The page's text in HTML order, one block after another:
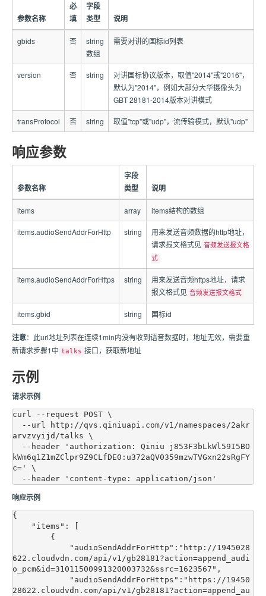
参数名称
必
填
字段
类型
说明
gbids 否
string
数组
需要对讲的国标id列表
version 否 string
对讲国标协议版本，取值"2014"或"2016"，
默认为"2014"，例如大部分大华摄像头为
GBT 28181-2014版本对讲模式
transProtocol 否 string 取值"tcp"或"udp"，流传输模式，默认"udp"
响应参数
参数名称
字段
类型
说明
items array items结构的数组
items.audioSendAddrForHttp string
用来发送音频数据的http地址，
请求报文格式见 音频发送报文格
式
items.audioSendAddrForHttps string
用来发送音频https地址，请求
报文格式见 音频发送报文格式
items.gbid string 国标id
注意：此url地址列表在连续1min内没有收到语音数据时，地址无效，需要重
新请求步骤1中 talks 接口，获取新地址
示例
请求示例
curl --request POST \
arvzvyijd/talks \
kWm6q1Z1mZClpr9Z9CLfDE0:u372aQV0359mzwTVGxn22sRgFY
c=' \
响应示例
{
622.cloudvdn.com/api/v1/gb28181?action=append_audi
o_pcm&id=31011500991320003732&ssrc=1623567",
28622.cloudvdn.com/api/v1/gb28181?action=append_au